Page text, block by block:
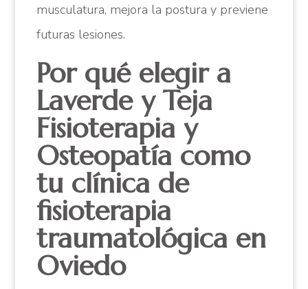
musculatura, mejora la postura y previene
futuras lesiones.
Por qué elegir a
Laverde y Teja
Fisioterapia y
Osteopatía como
tu clínica de
fisioterapia
traumatológica en
Oviedo